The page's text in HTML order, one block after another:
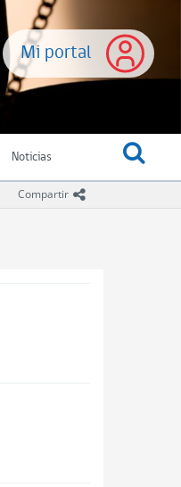
Mi portal
Noticias
Compartir icono compartir